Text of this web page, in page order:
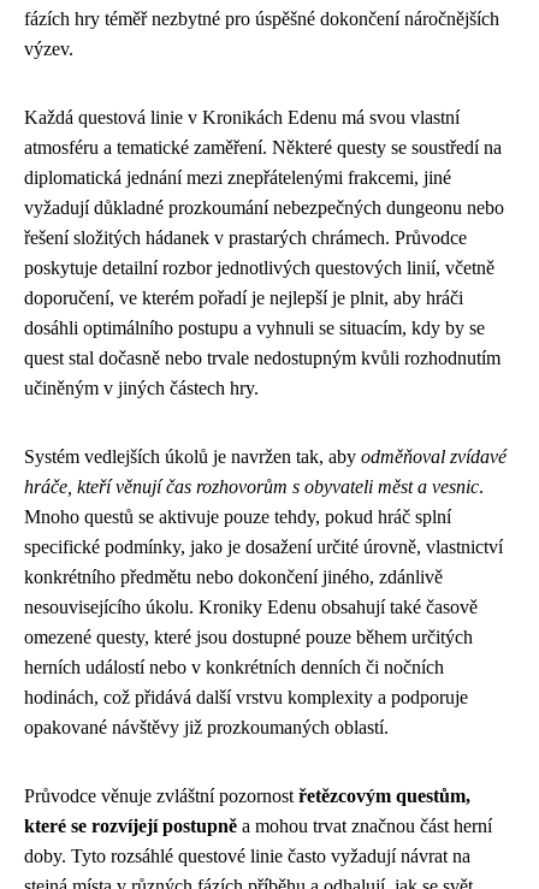
fázích hry téměř nezbytné pro úspěšné dokončení náročnějších
výzev.
Každá questová linie v Kronikách Edenu má svou vlastní
atmosféru a tematické zaměření. Některé questy se soustředí na
diplomatická jednání mezi znepřátelenými frakcemi, jiné
vyžadují důkladné prozkoumání nebezpečných dungeonu nebo
řešení složitých hádanek v prastarých chrámech. Průvodce
poskytuje detailní rozbor jednotlivých questových linií, včetně
doporučení, ve kterém pořadí je nejlepší je plnit, aby hráči
dosáhli optimálního postupu a vyhnuli se situacím, kdy by se
quest stal dočasně nebo trvale nedostupným kvůli rozhodnutím
učiněným v jiných částech hry.
Systém vedlejších úkolů je navržen tak, aby odměňoval zvídavé
hráče, kteří věnují čas rozhovorům s obyvateli měst a vesnic.
Mnoho questů se aktivuje pouze tehdy, pokud hráč splní
specifické podmínky, jako je dosažení určité úrovně, vlastnictví
konkrétního předmětu nebo dokončení jiného, zdánlivě
nesouvisejícího úkolu. Kroniky Edenu obsahují také časově
omezené questy, které jsou dostupné pouze během určitých
herních událostí nebo v konkrétních denních či nočních
hodinách, což přidává další vrstvu komplexity a podporuje
opakované návštěvy již prozkoumaných oblastí.
Průvodce věnuje zvláštní pozornost řetězcovým questům,
které se rozvíjejí postupně a mohou trvat značnou část herní
doby. Tyto rozsáhlé questové linie často vyžadují návrat na